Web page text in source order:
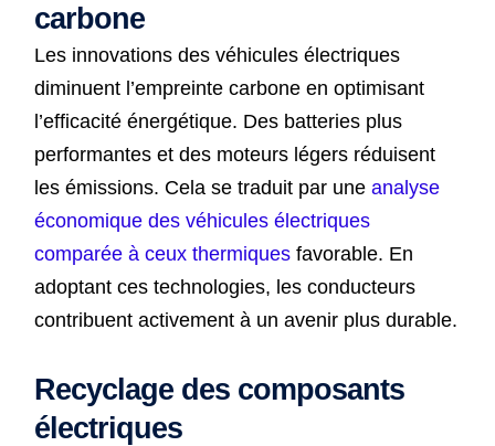
carbone
Les innovations des véhicules électriques
diminuent l’empreinte carbone en optimisant
l’efficacité énergétique. Des batteries plus
performantes et des moteurs légers réduisent
les émissions. Cela se traduit par une analyse
économique des véhicules électriques
comparée à ceux thermiquesfavorable. En
adoptant ces technologies, les conducteurs
contribuent activement à un avenir plus durable.
Recyclage des composants
électriques